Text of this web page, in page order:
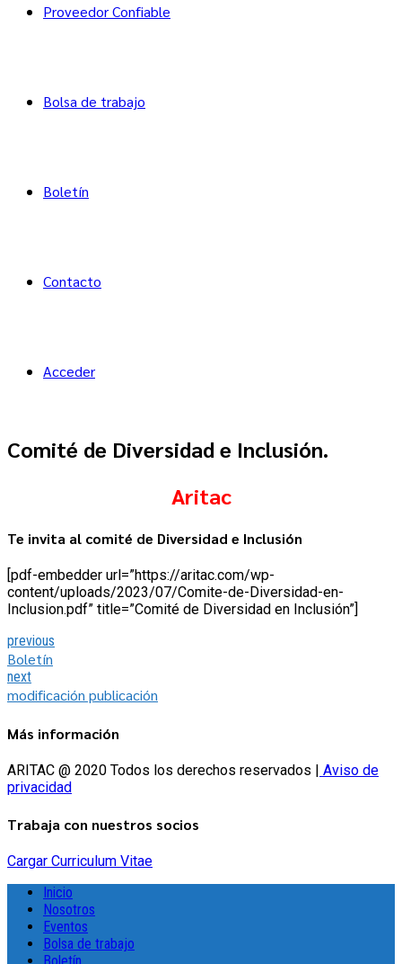
Proveedor Confiable
Bolsa de trabajo
Boletín
Contacto
Acceder
Comité de Diversidad e Inclusión.
Aritac
Te invita al comité de Diversidad e Inclusión
[pdf-embedder url=”https://aritac.com/wp-
content/uploads/2023/07/Comite-de-Diversidad-en-
Inclusion.pdf” title=”Comité de Diversidad en Inclusión”]
previous
Boletín
next
modificación publicación
Más información
ARITAC @ 2020 Todos los derechos reservados | Aviso de
privacidad
Trabaja con nuestros socios
Cargar Curriculum Vitae
Inicio
Nosotros
Eventos
Bolsa de trabajo